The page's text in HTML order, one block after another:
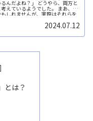
んだよね？」 どうやら、両方と
えているようでした。 まあ、あ
しれませんが、実際はそれらを
2024.07.12
とは？